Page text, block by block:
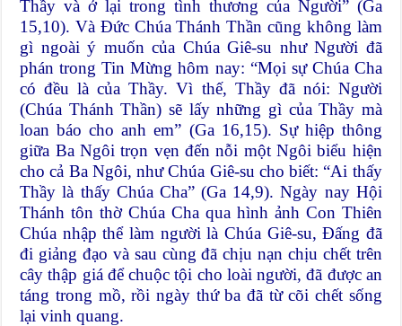
Thầy và ở lại trong tình thương của Người” (Ga
15,10). Và Đức Chúa Thánh Thần cũng không làm
gì ngoài ý muốn của Chúa Giê-su như Người đã
phán trong Tin Mừng hôm nay: “Mọi sự Chúa Cha
có đều là của Thầy. Vì thế, Thầy đã nói: Người
(Chúa Thánh Thần) sẽ lấy những gì của Thầy mà
loan báo cho anh em” (Ga 16,15). Sự hiệp thông
giữa Ba Ngôi trọn vẹn đến nỗi một Ngôi biểu hiện
cho cả Ba Ngôi, như Chúa Giê-su cho biết: “Ai thấy
Thầy là thấy Chúa Cha” (Ga 14,9). Ngày nay Hội
Thánh tôn thờ Chúa Cha qua hình ảnh Con Thiên
Chúa nhập thể làm người là Chúa Giê-su, Đấng đã
đi giảng đạo và sau cùng đã chịu nạn chịu chết trên
cây thập giá để chuộc tội cho loài người, đã được an
táng trong mồ, rồi ngày thứ ba đã từ cõi chết sống
lại vinh quang.